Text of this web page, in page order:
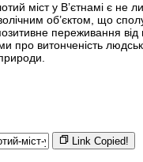
міст у В’єтнамі є не
об’єктом, що
переживання від
про витонченість
Link Copied!